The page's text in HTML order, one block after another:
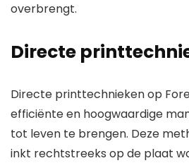
overbrengt.
Directe
Directe printtechnieken op
efficiënte en hoogwaardige
tot leven te brengen. Deze
inkt rechtstreeks op de plaat